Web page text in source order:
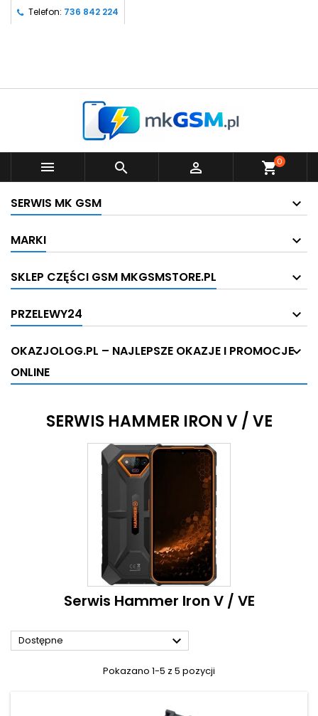
Telefon: 736 842 224
   shopping_cart0
SERWIS MK GSM
MARKI
SKLEP CZĘŚCI GSM MKGSMSTORE.PL
PRZELEWY24
OKAZJOLOG.PL – NAJLEPSZE OKAZJE I PROMOCJE
ONLINE
SERWIS HAMMER IRON V / VE
Serwis Hammer Iron V / VE
Dostępne 
Pokazano 1-5 z 5 pozycji